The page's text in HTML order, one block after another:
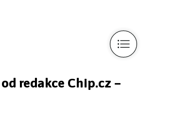
redakce Chip.cz –